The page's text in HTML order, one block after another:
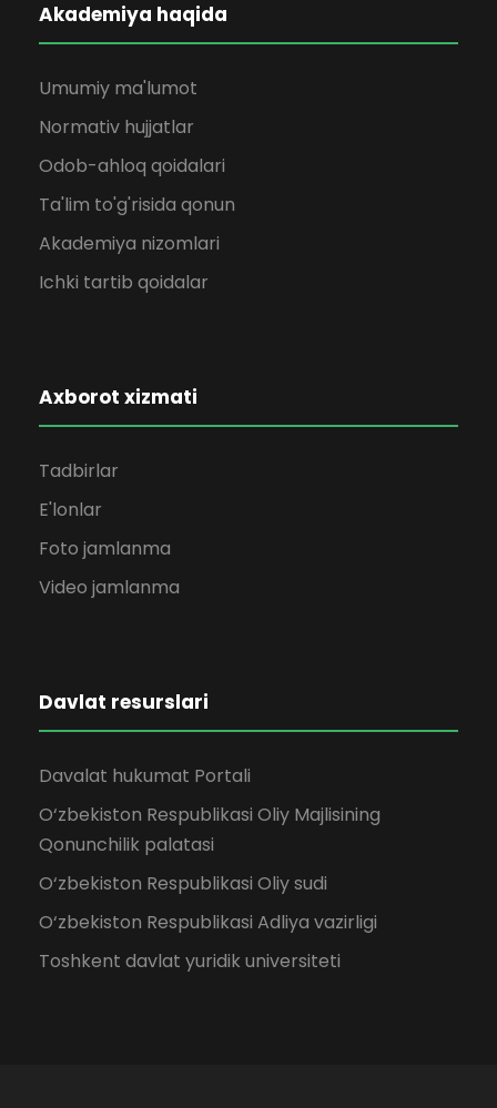
Akademiya haqida
Umumiy ma'lumot
Normativ hujjatlar
Odob-ahloq qoidalari
Ta'lim to'g'risida qonun
Akademiya nizomlari
Ichki tartib qoidalar
Axborot xizmati
Tadbirlar
E'lonlar
Foto jamlanma
Video jamlanma
Davlat resurslari
Davalat hukumat Portali
O‘zbekiston Respublikasi Oliy Majlisining
Qonunchilik palatasi
O‘zbekiston Respublikasi Oliy sudi
O‘zbekiston Respublikasi Adliya vazirligi
Toshkent davlat yuridik universiteti